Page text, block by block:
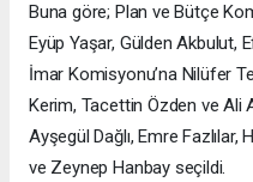
Buna göre; Plan ve Bütçe
Eyüp Yaşar, Gülden Akbulut,
İmar Komisyonu’na Nilüfer
Kerim, Tacettin Özden ve Ali
Ayşegül Dağlı, Emre
ve Zeynep Hanbay seçildi.